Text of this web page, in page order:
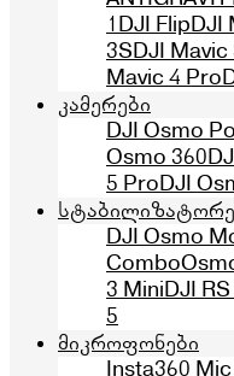
1DJI FlipDJI
3SDJI Mavic
Mavic 4 Pro
კამერები
DJI Osmo
Osmo 360
5 ProDJI
DJI Osmo
Combo
3 MiniDJI
5
მიკროფონები
Insta360